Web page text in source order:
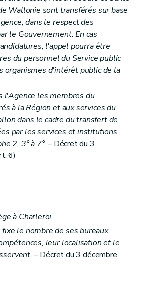
56/6
2
Subventionnement
56/7
II/2
Organisme wallon de concertation de l'aide alimentaire
1 re
Agrément
section1re
Conditions
56/8
56/9
section
56/11
56/12
2
Subventionnement
56/13
II Relais sociaux
1re
Constitution et reconnaissance
57
III
Dispositions communes
1re
Volontariat
62
2 Contrôle et sanctions
63
64
Wallonie sont transférés sur base
dans le respect des
le Gouvernement. En cas
l'appel pourra être
du personnel du Service public
organismes d'intérêt public de la
l'Agence les membres du
à la Région et aux services du
dans le cadre du transfert de
par les services et institutions
2, 3° à 7°. – Décret du 3
6)
à Charleroi.
le nombre de ses bureaux
leur localisation et le
– Décret du 3 décembre